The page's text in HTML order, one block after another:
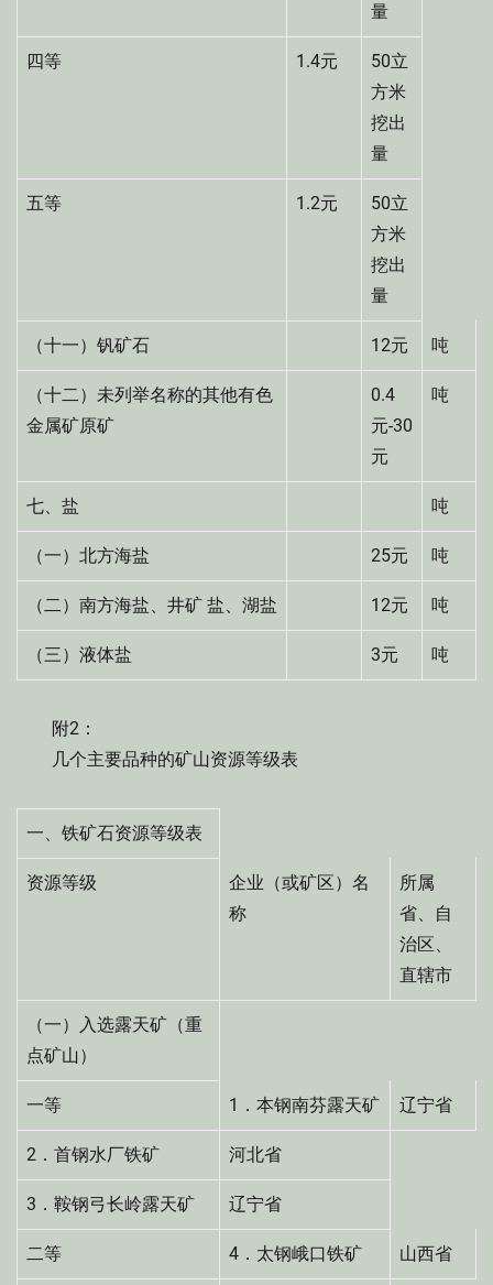
量
四等 1.4元
50立
方米
挖出
量
五等 1.2元
50立
方米
挖出
量
（十一）钒矿石 12元 吨
（十二）未列举名称的其他有色
金属矿原矿
0.4
元-30
元
吨
七、盐 吨
（一）北方海盐 25元 吨
（二）南方海盐、井矿 盐、湖盐 12元 吨
（三）液体盐 3元 吨
附2：
几个主要品种的矿山资源等级表
一、铁矿石资源等级表
资源等级
企业（或矿区）名
称
所属
省、自
治区、
直辖市
（一）入选露天矿（重
点矿山）
一等 1．本钢南芬露天矿 辽宁省
2．首钢水厂铁矿 河北省
3．鞍钢弓长岭露天矿 辽宁省
二等 4．太钢峨口铁矿 山西省